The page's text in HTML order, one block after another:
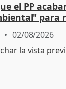
el PP
para
02/08/2026